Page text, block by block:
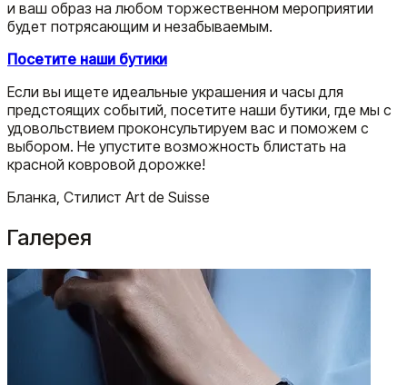
и ваш образ на любом торжественном мероприятии
будет потрясающим и незабываемым.
Посетите наши бутики
Если вы ищете идеальные украшения и часы для
предстоящих событий, посетите наши бутики, где мы с
удовольствием проконсультируем вас и поможем с
выбором. Не упустите возможность блистать на
красной ковровой дорожке!
Бланка, Стилист Art de Suisse
Галерея